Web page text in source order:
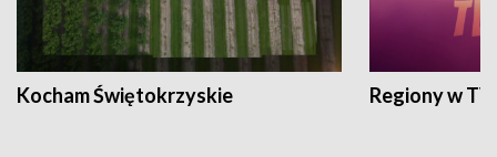
Kocham Świętokrzyskie Regiony w